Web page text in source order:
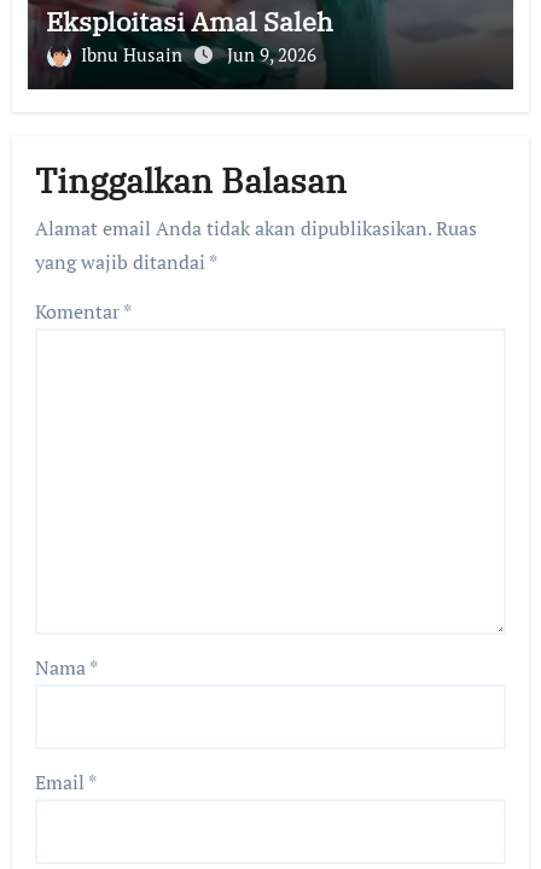
Eksploitasi Amal Saleh
Ibnu Husain Jun 9, 2026
Tinggalkan Balasan
Alamat email Anda tidak akan dipublikasikan.Ruas
yang wajib ditandai *
Komentar*
Nama*
Email *